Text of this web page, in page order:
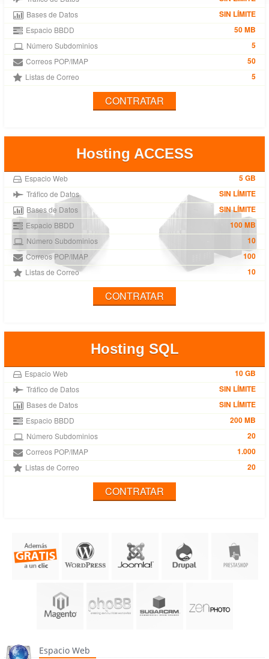
Bases de Datos SIN LÍMITE
Espacio BBDD 50 MB
Número Subdominios 5
Correos POP/IMAP 50
Listas de Correo 5
CONTRATAR
Hosting ACCESS
Espacio Web 5 GB
Tráfico de Datos SIN LÍMITE
Bases de Datos SIN LÍMITE
Espacio BBDD 100 MB
Número Subdominios 10
Correos POP/IMAP 100
Listas de Correo 10
CONTRATAR
Hosting SQL
Espacio Web 10 GB
Tráfico de Datos SIN LÍMITE
Bases de Datos SIN LÍMITE
Espacio BBDD 200 MB
Número Subdominios 20
Correos POP/IMAP 1.000
Listas de Correo 20
CONTRATAR
Espacio Web